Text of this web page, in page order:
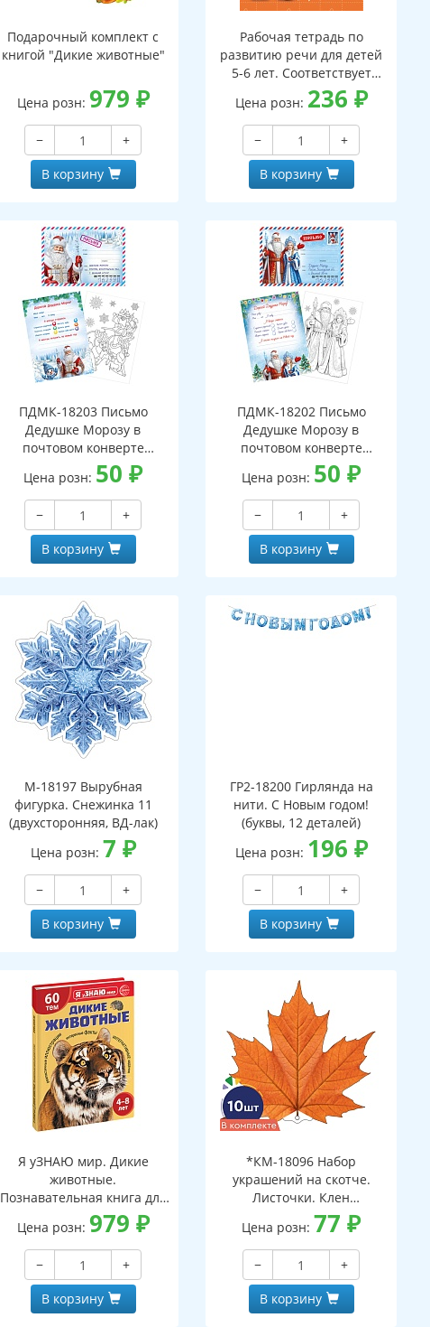
Подарочный комплект с
книгой "Дикие животные"
Цена розн: 979 ₽
−
+
В корзину
Рабочая тетрадь по
развитию речи для детей
5-6 лет. Соответствует
ФГОС ДО - 3-е изд. испр.
Цена розн: 236 ₽
−
+
В корзину
ПДМК-18203 Письмо
Дедушке Морозу в
почтовом конверте
(конверт, письмо с текстом
и раскраской на обороте,
вырубная фигурка)
Цена розн: 50₽
−
+
В корзину
ПДМК-18202 Письмо
Дедушке Морозу в
почтовом конверте
(конверт, письмо с текстом
и раскраской на обороте,
вырубная фигурка)
Цена розн: 50₽
−
+
В корзину
М-18197 Вырубная
фигурка. Снежинка 11
(двухсторонняя, ВД-лак)
Цена розн: 7 ₽
−
+
В корзину
ГР2-18200 Гирлянда на
нити. С Новым годом!
(буквы, 12 деталей)
Цена розн: 196 ₽
−
+
В корзину
Я уЗНАЮ мир. Дикие
животные.
Познавательная книга для
детей 4-8 лет
Цена розн: 979 ₽
−
+
В корзину
*КМ-18096 Набор
украшений на скотче.
Листочки. Клен
наборе, двухсторонний,
ВД-лак)
Цена розн: 77₽
−
+
В корзину